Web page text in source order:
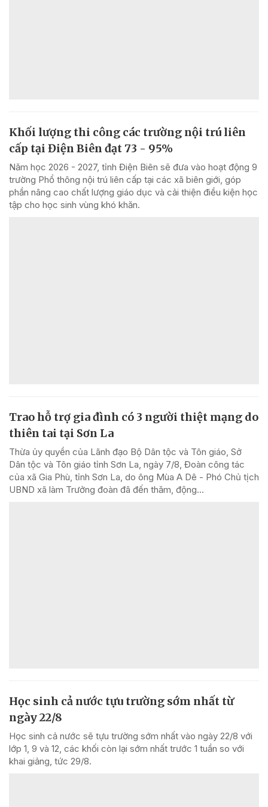
Khối lượng thi công các trường nội trú liên
cấp tại Điện Biên đạt 73 - 95%
Năm học 2026 - 2027, tỉnh Điện Biên sẽ đưa vào hoạt động 9
trường Phổ thông nội trú liên cấp tại các xã biên giới, góp
phần nâng cao chất lượng giáo dục và cải thiện điều kiện học
tập cho học sinh vùng khó khăn.
Trao hỗ trợ gia đình có 3 người thiệt mạng do
thiên tai tại Sơn La
Thừa ủy quyền của Lãnh đạo Bộ Dân tộc và Tôn giáo, Sở
Dân tộc và Tôn giáo tỉnh Sơn La, ngày 7/8, Đoàn công tác
của xã Gia Phù, tỉnh Sơn La, do ông Mùa A Dê - Phó Chủ tịch
UBND xã làm Trưởng đoàn đã đến thăm, động...
Học sinh cả nước tựu trường sớm nhất từ
ngày 22/8
Học sinh cả nước sẽ tựu trường sớm nhất vào ngày 22/8 với
lớp 1, 9 và 12, các khối còn lại sớm nhất trước 1 tuần so với
khai giảng, tức 29/8.